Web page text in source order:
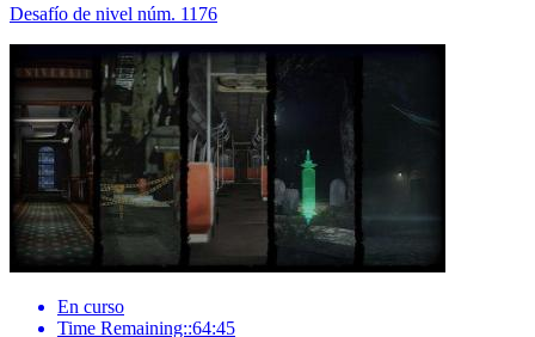
Desafío de nivel núm. 1176
En curso
Time Remaining::64:45